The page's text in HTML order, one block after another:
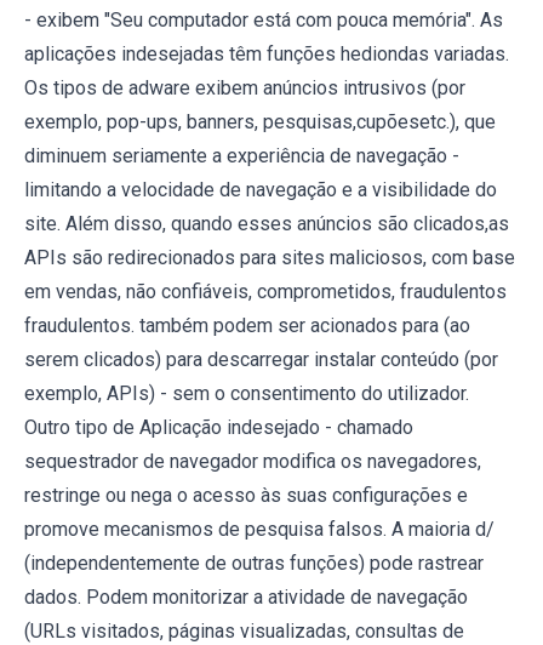
- exibem "Seu computador está com pouca memória". As
aplicações indesejadas têm funções hediondas variadas.
Os tipos de adware exibem anúncios intrusivos (por
exemplo, pop-ups, banners, pesquisas,cupõesetc.), que
diminuem seriamente a experiência de navegação -
limitando a velocidade de navegação e a visibilidade do
site. Além disso, quando esses anúncios são clicados,as
APIs são redirecionados para sites maliciosos, com base
em vendas, não confiáveis, comprometidos, fraudulentos
fraudulentos. também podem ser acionados para (ao
serem clicados) para descarregar instalar conteúdo (por
exemplo, APIs) - sem o consentimento do utilizador.
Outro tipo de Aplicação indesejado - chamado
sequestrador de navegador modifica os navegadores,
restringe ou nega o acesso às suas configurações e
promove mecanismos de pesquisa falsos. A maioria d/
(independentemente de outras funções) pode rastrear
dados. Podem monitorizar a atividade de navegação
(URLs visitados, páginas visualizadas, consultas de